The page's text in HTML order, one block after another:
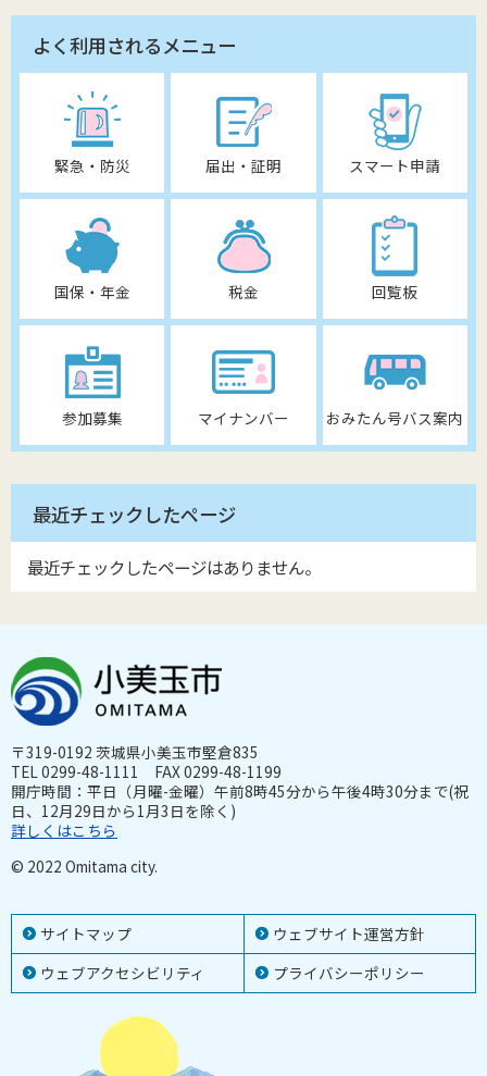
よく利用されるメニュー
緊急・防災 届出・証明 スマート申請
国保・年金 税金 回覧板
参加募集 マイナンバー おみたん号バス案内
最近チェックしたページ
最近チェックしたページはありません。
サイトマップ
ウェブサイト運営方針
ウェブアクセシビリティ
プライバシーポリシー
〒319-0192 茨城県小美玉市堅倉835
TEL 0299-48-1111 FAX 0299-48-1199
開庁時間：平日（月曜-金曜）午前8時45分から午後4時30分まで(祝
日、12月29日から1月3日を除く)
詳しくはこちら
© 2022 Omitama city.